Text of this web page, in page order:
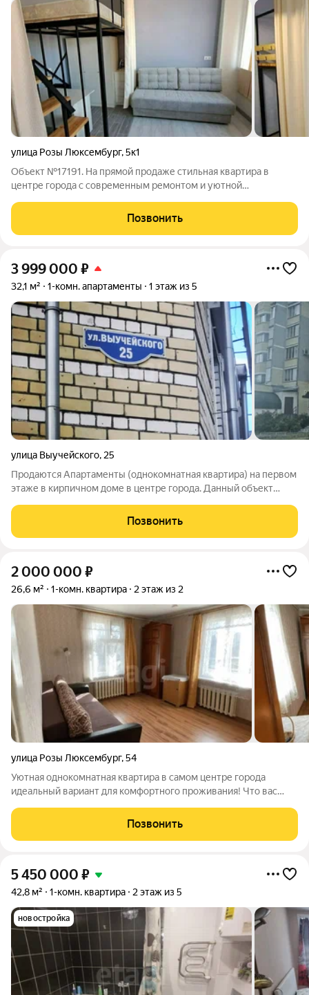
улица Розы Люксембург,5к1
Объект №17191. На прямой продаже стильная квартира в
центре города с современным ремонтом и уютной
3.40Оборудовано спальное место на втором
этажеОборудована рабочая зонаВся мебель и техника
Позвонить
3 999 000 ₽
32,1 м² 1-комн. апартаменты 1 этаж из 5
улица Выучейского, 25
Продаются Апартаменты (однокомнатная квартира) на первом
этаже в кирпичном доме в центре города. Данный объект
проживания с экономией времени на дорогу, так и для
стабильных инвестиций в
Позвонить
2 000 000 ₽
26,6 м² 1-комн. квартира 2 этаж из 2
улица Розы Люксембург,54
Уютная однокомнатная квартира в самом центре города
идеальный вариант для комфортного проживания! Что вас
необходимое; автобусная остановка в двух минутах ходьбы
легко добраться в любую
Позвонить
5 450 000 ₽
42,8 м² 1-комн. квартира 2 этаж из 5
новостройка